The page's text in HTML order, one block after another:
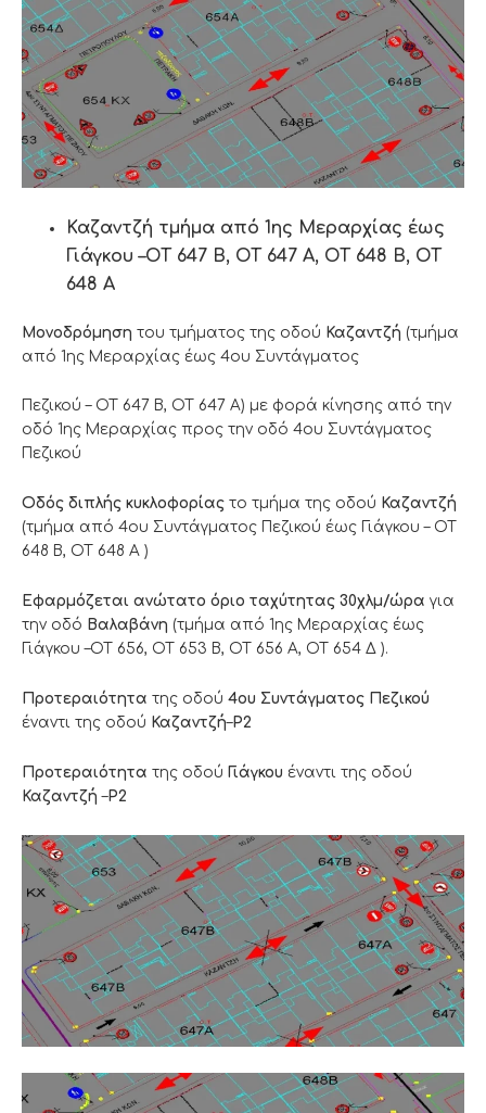
Καζαντζή τμήμα από 1ης Μεραρχίας έως
Γιάγκου –ΟΤ 647 Β, ΟΤ 647 Α, ΟΤ 648 Β, ΟΤ
648Α
Μονοδρόμηση του τμήματος της οδού Καζαντζή (τμήμα
από 1ης Μεραρχίας έως 4ου Συντάγματος
Πεζικού – ΟΤ 647 Β, ΟΤ 647 Α) με φορά κίνησης από την
οδό 1ης Μεραρχίας προς την οδό 4ου Συντάγματος
Πεζικού
Οδός διπλής κυκλοφορίας το τμήμα της οδού Καζαντζή
(τμήμα από 4ου Συντάγματος Πεζικού έως Γιάγκου – ΟΤ
648 Β, ΟΤ 648 Α )
Eφαρμόζεται ανώτατο όριο ταχύτητας 30χλμ/ώρα για
την οδό Βαλαβάνη (τμήμα από 1ης Μεραρχίας έως
Γιάγκου –ΟΤ 656, ΟΤ 653 Β, ΟΤ 656 Α, ΟΤ 654 Δ ).
Προτεραιότητα της οδού 4ου Συντάγματος Πεζικού
έναντι της οδού Καζαντζή–Ρ2
Προτεραιότητα της οδού Γιάγκου έναντι της οδού
Καζαντζή–Ρ2